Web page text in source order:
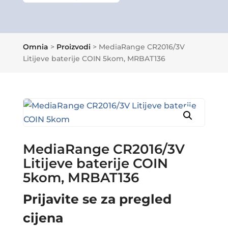
Omnia > Proizvodi > MediaRange CR2016/3V
Litijeve baterije COIN 5kom, MRBAT136
MediaRange CR2016/3V
Litijeve baterije COIN
5kom, MRBAT136
Prijavite se za pregled
cijena